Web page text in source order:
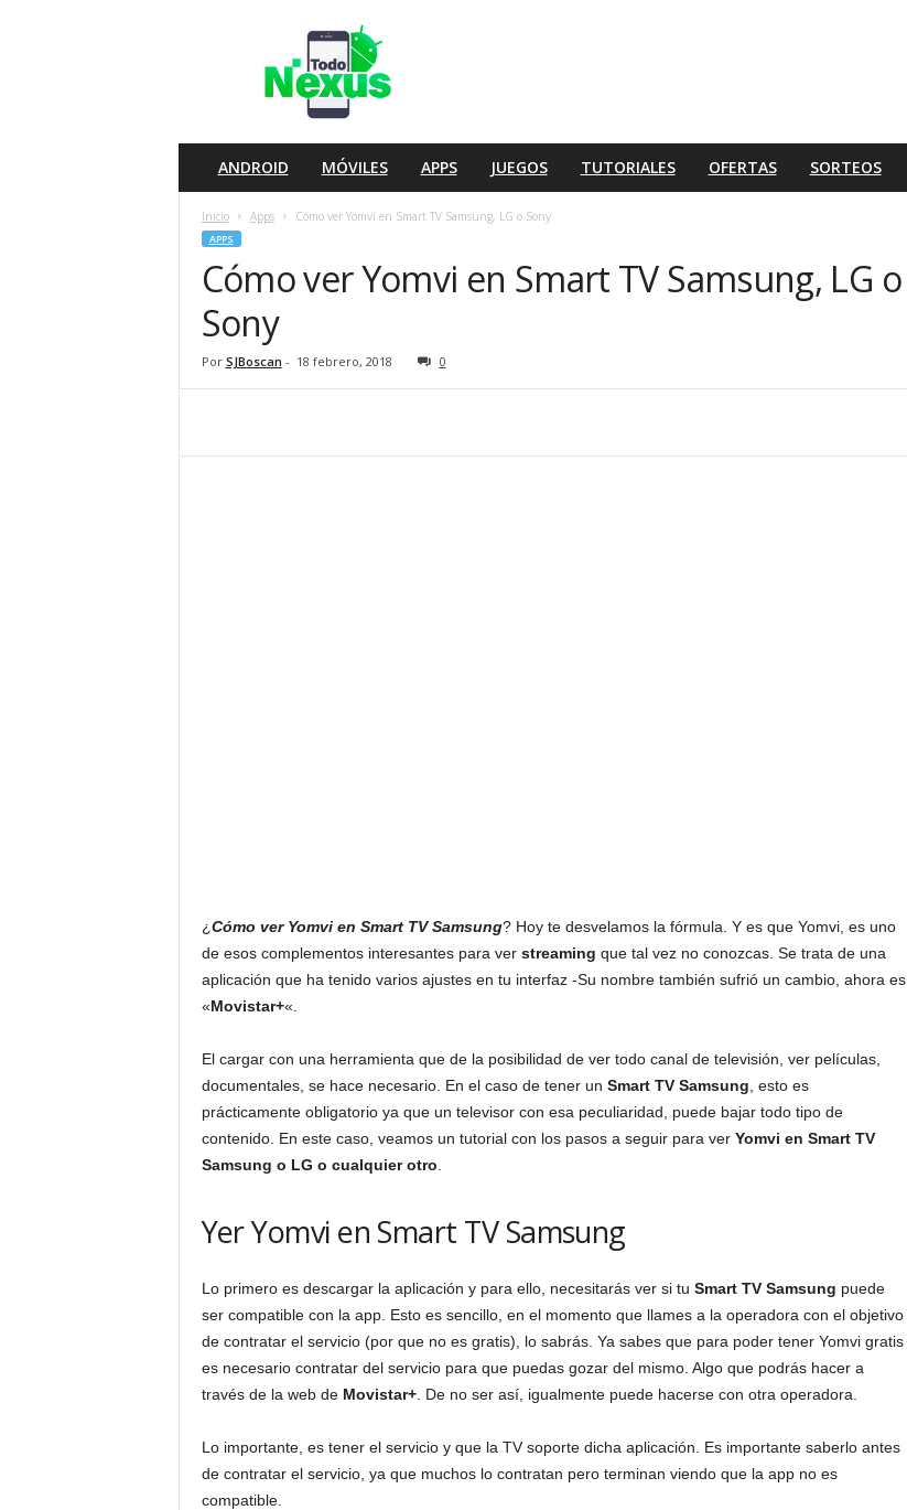
ANDROID MÓVILES APPS JUEGOS TUTORIALES OFERTAS SORTEOS
Inicio Apps Cómo ver Yomvi en Smart TV Samsung, LG o Sony
APPS
Cómo ver Yomvi en Smart TV Samsung, LG o
Sony
Por SJBoscan - 18 febrero, 2018 0
¿Cómo ver Yomvi en Smart TV Samsung? Hoy te desvelamos la fórmula. Y es que Yomvi, es uno
de esos complementos interesantes para ver streaming que tal vez no conozcas. Se trata de una
aplicación que ha tenido varios ajustes en tu interfaz -Su nombre también sufrió un cambio, ahora es
«Movistar+«.
El cargar con una herramienta que de la posibilidad de ver todo canal de televisión, ver películas,
documentales, se hace necesario. En el caso de tener un Smart TV Samsung , esto es
prácticamente obligatorio ya que un televisor con esa peculiaridad, puede bajar todo tipo de
contenido. En este caso, veamos un tutorial con los pasos a seguir para ver Yomvi en Smart TV
Samsung o LG o cualquier otro
Yer Yomvi en Smart TV Samsung
Lo primero es descargar la aplicación y para ello, necesitarás ver si tu Smart TV Samsung puede
ser compatible con la app. Esto es sencillo, en el momento que llames a la operadora con el objetivo
de contratar el servicio (por que no es gratis), lo sabrás. Ya sabes que para poder tener Yomvi gratis
es necesario contratar del servicio para que puedas gozar del mismo. Algo que podrás hacer a
través de la web deMovistar+. De no ser así, igualmente puede hacerse con otra operadora.
Lo importante, es tener el servicio y que la TV soporte dicha aplicación. Es importante saberlo antes
de contratar el servicio, ya que muchos lo contratan pero terminan viendo que la app no es
compatible.